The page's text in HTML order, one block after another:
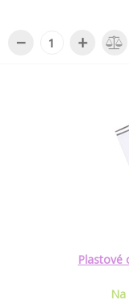
− +
Plastové